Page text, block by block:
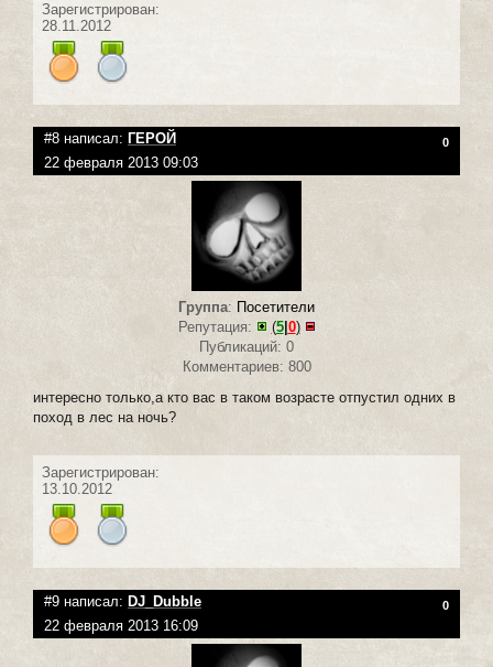
Зарегистрирован:
28.11.2012
#8 написал: ГЕРОЙ 0
22 февраля 2013 09:03
Группа: Посетители
Репутация:
(5| 0)
Публикаций: 0
Комментариев: 800
интересно только,а кто вас в таком возрасте отпустил одних в
поход в лес на ночь?
Зарегистрирован:
13.10.2012
#9 написал: DJ_Dubble 0
22 февраля 2013 16:09